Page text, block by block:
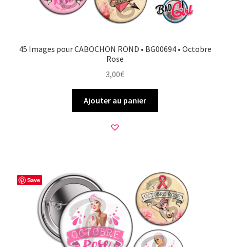
45 Images pour CABOCHON ROND • BG00694 • Octobre
Rose
3,00€
Ajouter au panier
Save